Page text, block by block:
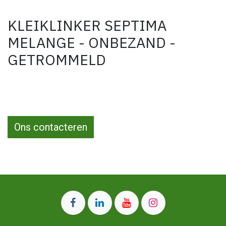
KLEIKLINKER SEPTIMA
MELANGE - ONBEZAND -
GETROMMELD
Ons contacteren